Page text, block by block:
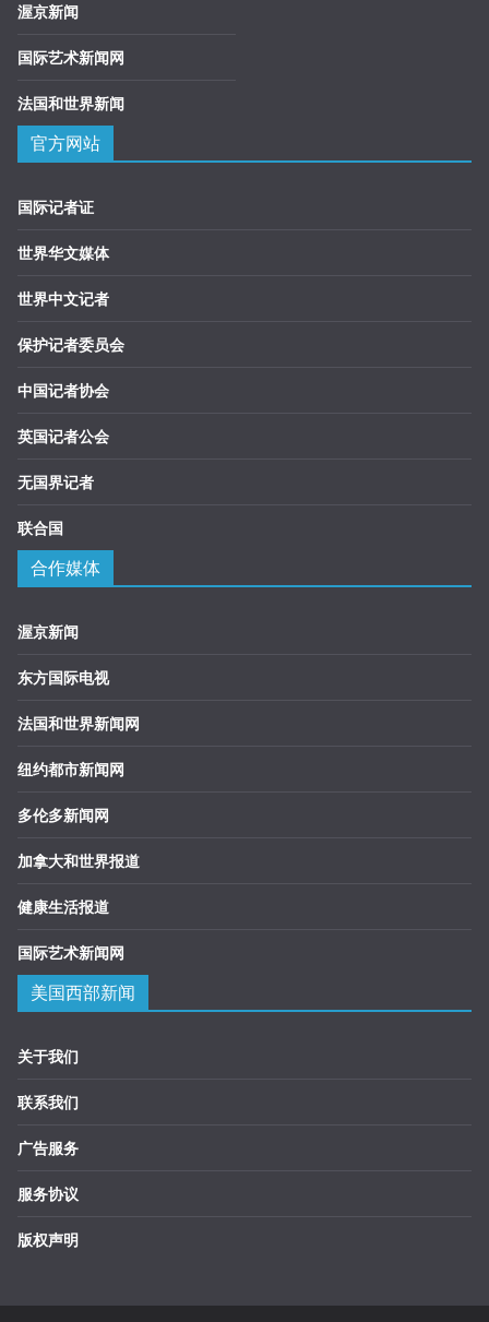
渥京新闻
国际艺术新闻网
法国和世界新闻
官方网站
国际记者证
世界华文媒体
世界中文记者
保护记者委员会
中国记者协会
英国记者公会
无国界记者
联合国
合作媒体
渥京新闻
东方国际电视
法国和世界新闻网
纽约都市新闻网
多伦多新闻网
加拿大和世界报道
健康生活报道
国际艺术新闻网
美国西部新闻
关于我们
联系我们
广告服务
服务协议
版权声明